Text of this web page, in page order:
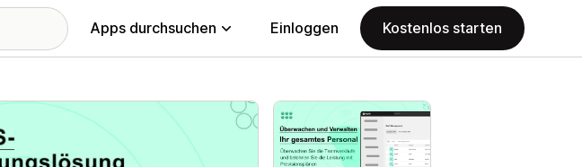
Apps durchsuchen Einloggen Kostenlos starten